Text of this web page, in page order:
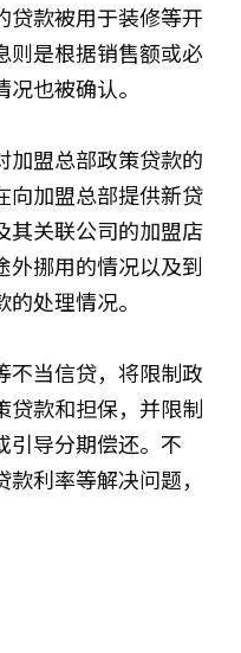
贷款被用于装修等开
则是根据销售额或必
也被确认。
加盟总部政策贷款的
向加盟总部提供新贷
其关联公司的加盟店
外挪用的情况以及到
处理情况。
不当信贷，将限制政
贷款和担保，并限制
引导分期偿还。不
利率等解决问题，